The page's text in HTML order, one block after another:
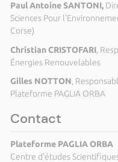
Paul Antoine SANTONI,
Sciences Pour
Corse)
Christian CRISTOFARI,
Énergies Renouvelables
Gilles NOTTON ,
Plateforme PAGLIA ORBA
Contact
Plateforme PAGLIA ORBA
Centre d'études